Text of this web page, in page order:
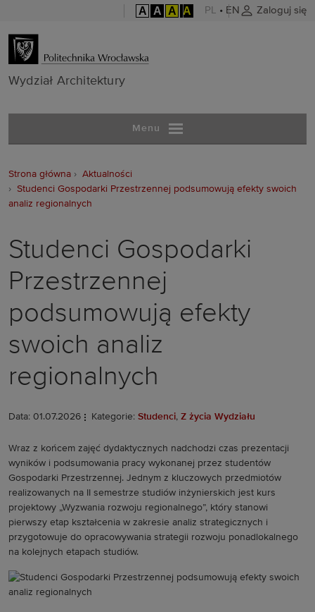
A A A A PL • EN Zaloguj się
Wydział
Wydział Architektury
Menu
Strona główna
Aktualności
Studenci Gospodarki Przestrzennej podsumowują efekty swoich
analiz regionalnych
Studenci Gospodarki
Przestrzennej
podsumowują efekty
swoich analiz
regionalnych
Data: 01.07.2026 Kategorie: Studenci, Z życia Wydziału
Wraz z końcem zajęć dydaktycznych nadchodzi czas prezentacji
wyników i podsumowania pracy wykonanej przez studentów
Gospodarki Przestrzennej. Jednym z kluczowych przedmiotów
realizowanych na II semestrze studiów inżynierskich jest kurs
projektowy „Wyzwania rozwoju regionalnego”, który stanowi
pierwszy etap kształcenia w zakresie analiz strategicznych i
przygotowuje do opracowywania strategii rozwoju ponadlokalnego
na kolejnych etapach studiów.